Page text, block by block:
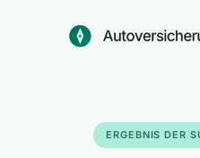
ERGEBNIS DER